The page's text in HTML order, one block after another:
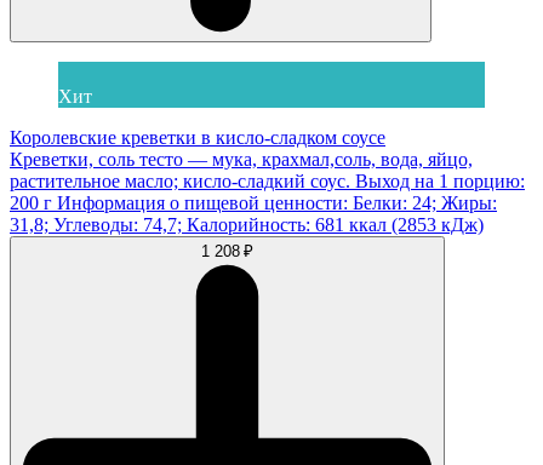
Хит
Королевские креветки в кисло-сладком соусе
Креветки, соль тесто — мука, крахмал,соль, вода, яйцо,
растительное масло; кисло-сладкий соус. Выход на 1 порцию:
200 г Информация о пищевой ценности: Белки: 24; Жиры:
31,8; Углеводы: 74,7; Калорийность: 681 ккал (2853 кДж)
1 208 ₽